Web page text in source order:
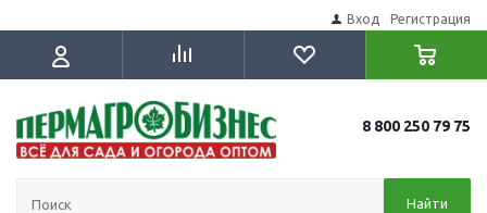
Вход Регистрация
8 800 250 79 75
Найти